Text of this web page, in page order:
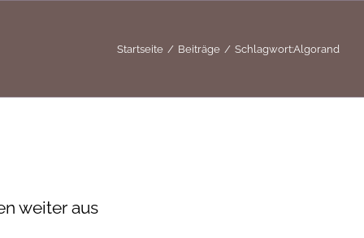
Startseite Beiträge Schlagwort:Algorand
weiter aus